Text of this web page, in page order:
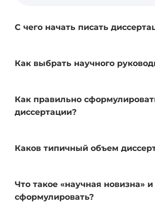
С чего начать писать
Как выбрать научного
Как правильно
диссертации?
Каков типичный объем
Что такое «научная новизна» и
сформулировать?